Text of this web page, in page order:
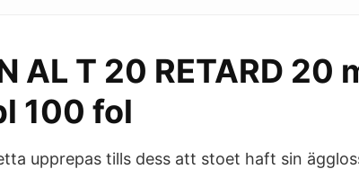
AL T 20 RETARD 20
100 fol
upprepas tills dess att stoet haft sin